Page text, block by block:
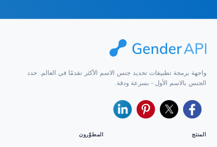
واجهة برمجة تطبيقات تحديد جنس الاسم الأكثر تقدمًا في العالم. حدد
الجنس بالاسم الأول - بسرعة ودقة.
المنتج المطوّرون